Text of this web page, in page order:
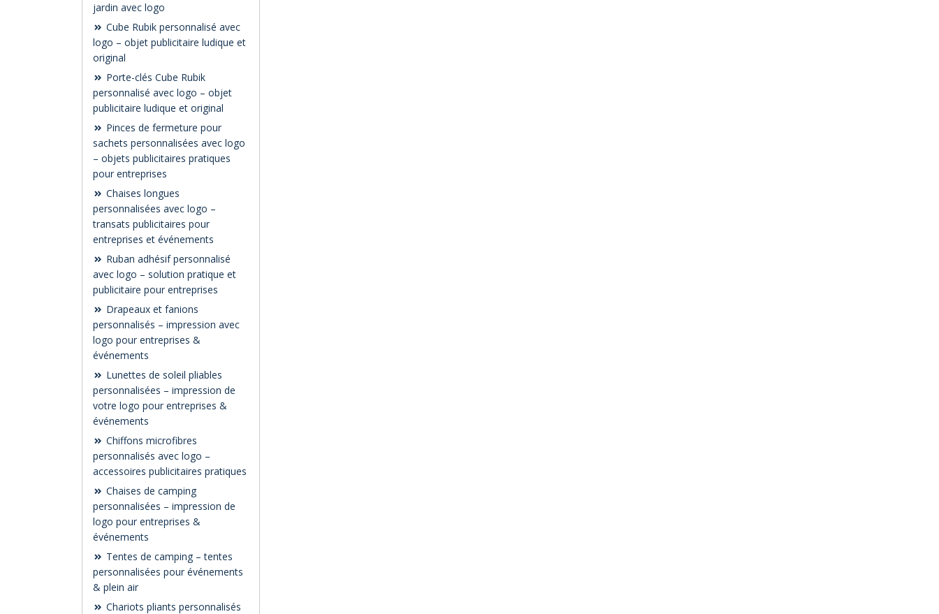
jardin avec logo
Cube Rubik personnalisé avec
logo – objet publicitaire ludique et
original
Porte-clés Cube Rubik
personnalisé avec logo – objet
publicitaire ludique et original
Pinces de fermeture pour
sachets personnalisées avec logo
– objets publicitaires pratiques
pour entreprises
Chaises longues
personnalisées avec logo –
transats publicitaires pour
entreprises et événements
Ruban adhésif personnalisé
avec logo – solution pratique et
publicitaire pour entreprises
Drapeaux et fanions
personnalisés – impression avec
logo pour entreprises &
événements
Lunettes de soleil pliables
personnalisées – impression de
votre logo pour entreprises &
événements
Chiffons microfibres
personnalisés avec logo –
accessoires publicitaires pratiques
Chaises de camping
personnalisées – impression de
logo pour entreprises &
événements
Tentes de camping – tentes
personnalisées pour événements
& plein air
Chariots pliants personnalisés